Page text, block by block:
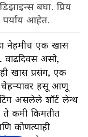
बघा. प्रिय
पर्याय आहेत.
हा नेहमीच एक खास
वाढदिवस असो,
खास प्रसंग, एक
चेहऱ्यावर हसू आणू
असलेले शॉर्ट लेन्थ
कमी किमतीत
कोणत्याही